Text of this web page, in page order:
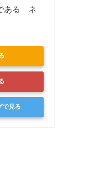
ある　ネ
で見る